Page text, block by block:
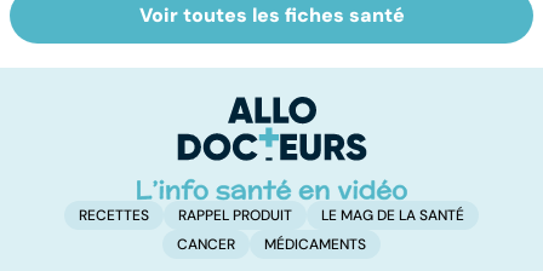
Tout savoir sur
les infections
Inflammation des
amygdales : que
d'angine ?
Voir toutes les fiches santé
RECETTES RAPPEL PRODUIT
LE MAG DE LA SANTÉ
CANCER
MÉDICAMENTS